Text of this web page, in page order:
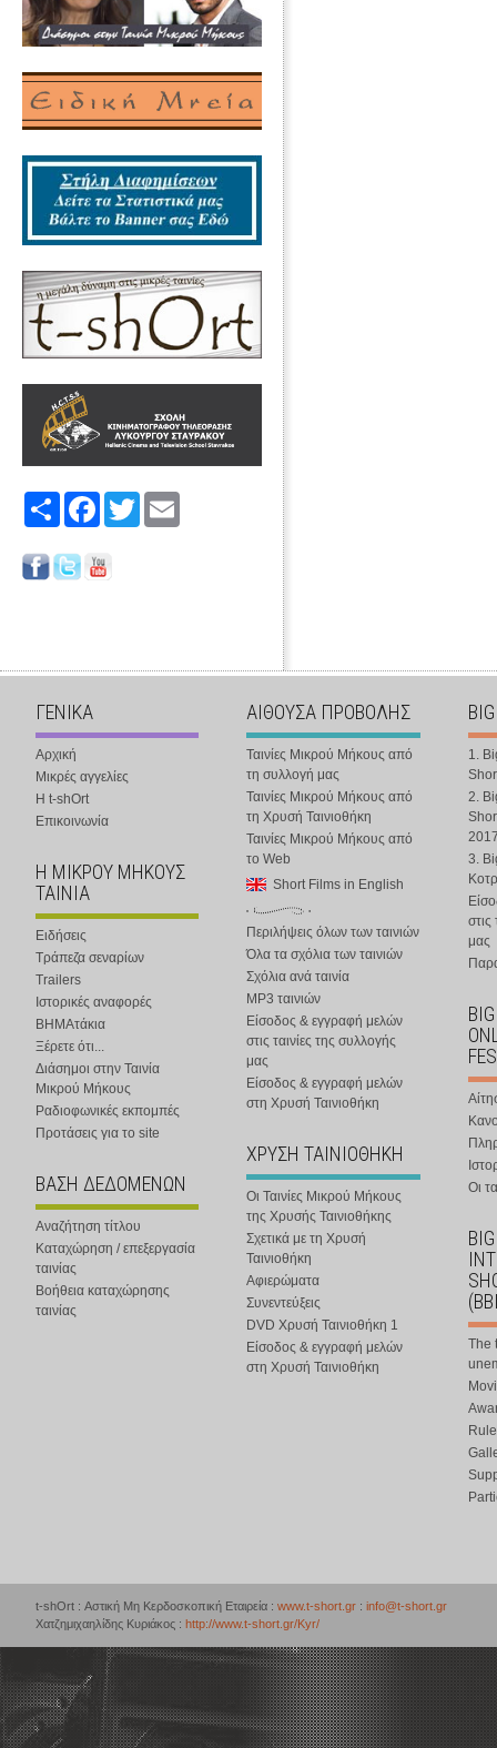
Share FacebookTwitter
ΓΕΝΙΚΑ
Αρχική
Μικρές αγγελίες
Η t-shOrt
Επικοινωνία
Η ΜΙΚΡΟΥ ΜΗΚΟΥΣ
ΤΑΙΝΙΑ
Ειδήσεις
Τράπεζα σεναρίων
Trailers
Ιστορικές αναφορές
ΒΗΜΑτάκια
Ξέρετε ότι...
Διάσημοι στην Ταινία
Μικρού Μήκους
Ραδιοφωνικές εκπομπές
Προτάσεις για το site
ΒΑΣΗ ΔΕΔΟΜΕΝΩΝ
Αναζήτηση τίτλου
Καταχώρηση / επεξεργασία
ταινίας
Βοήθεια καταχώρησης
ταινίας
ΑΙΘΟΥΣΑ ΠΡΟΒΟΛΗΣ
Ταινίες Μικρού Μήκους από
τη συλλογή μας
Ταινίες Μικρού Μήκους από
τη Χρυσή Ταινιοθήκη
Ταινίες Μικρού Μήκους από
το Web
Short Films in English
Περιλήψεις όλων των ταινιών
Όλα τα σχόλια των ταινιών
Σχόλια ανά ταινία
MP3 ταινιών
Είσοδος & εγγραφή μελών
στις ταινίες της συλλογής
μας
Είσοδος & εγγραφή μελών
στη Χρυσή Ταινιοθήκη
ΧΡΥΣΗ ΤΑΙΝΙΟΘΗΚΗ
Οι Ταινίες Μικρού Μήκους
της Χρυσής Ταινιοθήκης
Σχετικά με τη Χρυσή
Ταινιοθήκη
Αφιερώματα
Συνεντεύξεις
DVD Χρυσή Ταινιοθήκη 1
Είσοδος & εγγραφή μελών
στη Χρυσή Ταινιοθήκη
1.
2.
3.
στις
μας
Οι
The
t-shOrt : Αστική Μη Κερδοσκοπική Εταιρεία : www.t-short.gr : info@t-short.gr
Χατζημιχαηλίδης Κυριάκος : http://www.t-short.gr/Kyr/